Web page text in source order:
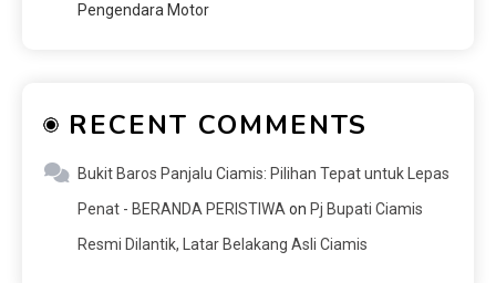
Pengendara Motor
RECENT COMMENTS
Bukit Baros Panjalu Ciamis: Pilihan Tepat untuk Lepas
Penat - BERANDA PERISTIWA on Pj Bupati Ciamis
Resmi Dilantik, Latar Belakang Asli Ciamis